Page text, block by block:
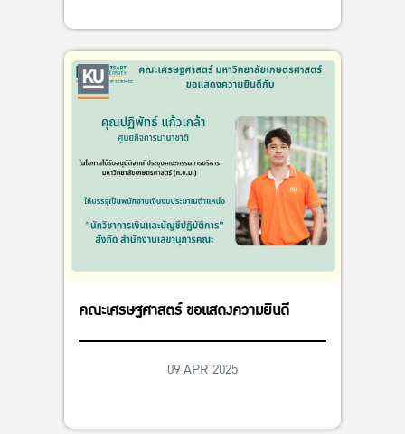
คณะเศรษฐศาสตร์ ขอแสดงความยินดี
09 APR 2025